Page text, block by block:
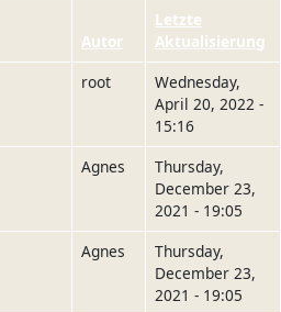
Autor
Letzte
Aktualisierung
root
Wednesday,
April 20, 2022 -
15:16
Agnes
Thursday,
December 23,
2021 - 19:05
Agnes
Thursday,
December 23,
2021 - 19:05